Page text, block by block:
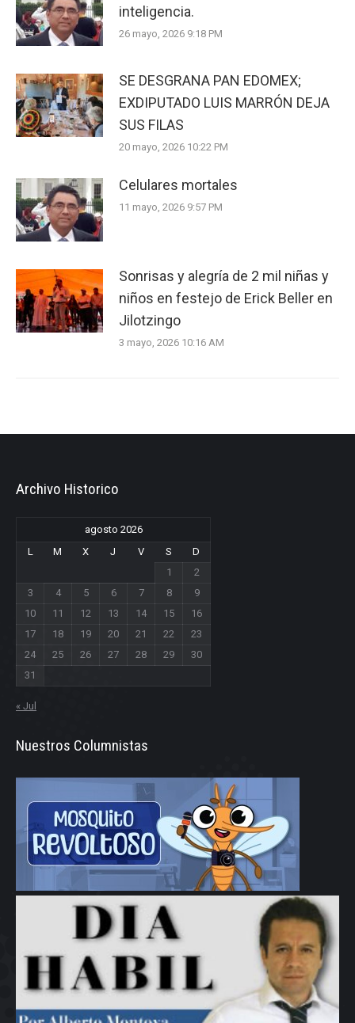
inteligencia.
26 mayo, 2026 9:18 PM
SE DESGRANA PAN EDOMEX;
EXDIPUTADO LUIS MARRÓN DEJA
SUS FILAS
20 mayo, 2026 10:22 PM
Celulares mortales
11 mayo, 2026 9:57 PM
Sonrisas y alegría de 2 mil niñas y
niños en festejo de Erick Beller en
Jilotzingo
3 mayo, 2026 10:16 AM
Archivo Historico
agosto 2026
L
M X J V S
D
1
2
3
4 5 6 7 8
9
10
11 12 13 14 15
16
17
18 19 20 21 22
23
24
25 26 27 28 29
30
31
« Jul
Nuestros Columnistas